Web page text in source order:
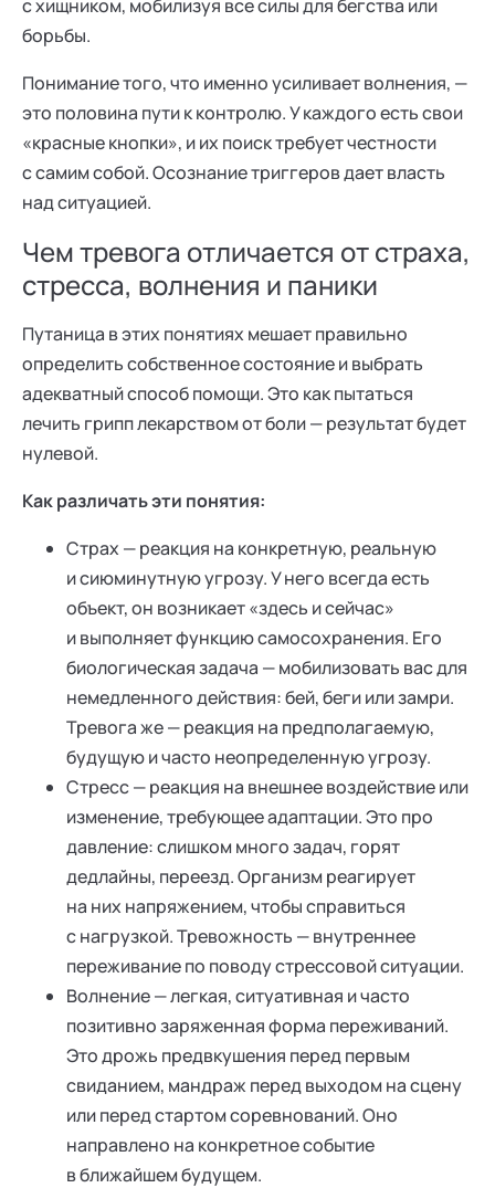
с хищником, мобилизуя все силы для бегства или
борьбы.
Понимание того, что именно усиливает волнения, —
это половина пути к контролю. У каждого есть свои
«красные кнопки», и их поиск требует честности
с самим собой. Осознание триггеров дает власть
над ситуацией.
Чем тревога отличается от страха,
стресса, волнения и паники
Путаница в этих понятиях мешает правильно
определить собственное состояние и выбрать
адекватный способ помощи. Это как пытаться
лечить грипп лекарством от боли — результат будет
нулевой.
Как различать эти понятия:
Страх — реакция на конкретную, реальную
и сиюминутную угрозу. У него всегда есть
объект, он возникает «здесь и сейчас»
и выполняет функцию самосохранения. Его
биологическая задача — мобилизовать вас для
немедленного действия: бей, беги или замри.
Тревога же — реакция на предполагаемую,
будущую и часто неопределенную угрозу.
Стресс — реакция на внешнее воздействие или
изменение, требующее адаптации. Это про
давление: слишком много задач, горят
дедлайны, переезд. Организм реагирует
на них напряжением, чтобы справиться
с нагрузкой. Тревожность — внутреннее
переживание по поводу стрессовой ситуации.
Волнение — легкая, ситуативная и часто
позитивно заряженная форма переживаний.
Это дрожь предвкушения перед первым
свиданием, мандраж перед выходом на сцену
или перед стартом соревнований. Оно
направлено на конкретное событие
в ближайшем будущем.